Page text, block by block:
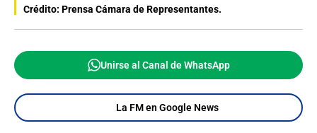
Crédito: Prensa Cámara de Representantes.
Unirse al Canal de WhatsApp
La FM en Google News